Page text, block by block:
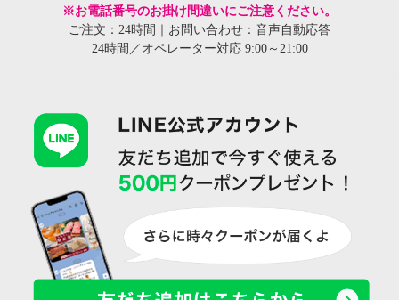
※お電話番号のお掛け間違いにご注意ください。
ご注文：24時間｜お問い合わせ：音声自動応答
24時間／オペレーター対応 9:00～21:00